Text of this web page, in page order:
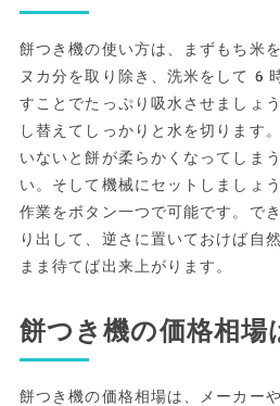
餅つき機の使い方は、まずもち米
ヌカ分を取り除き、洗米をして
すことでたっぷり吸水させましょ
し替えてしっかりと水を切ります
いないと餅が柔らかくなってしま
い。そして機械にセットしましょ
作業をボタン一つで可能です。で
り出して、逆さに置いておけば自
まま待てば出来上がります。
餅つき機の価格相場
餅つき機の価格相場は、メーカー